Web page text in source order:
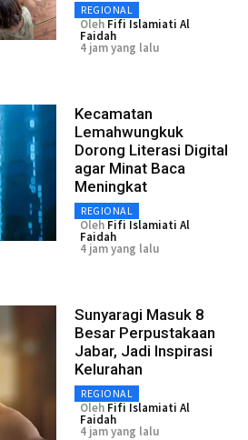
REGIONAL
Oleh Fifi Islamiati Al
Faidah
4 jam yang lalu
Kecamatan
Lemahwungkuk
Dorong Literasi Digital
agar Minat Baca
Meningkat
REGIONAL
Oleh Fifi Islamiati Al
Faidah
4 jam yang lalu
Sunyaragi Masuk 8
Besar Perpustakaan
Jabar, Jadi Inspirasi
Kelurahan
REGIONAL
Oleh Fifi Islamiati Al
Faidah
4 jam yang lalu